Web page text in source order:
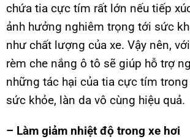
chứa tia cực tím rất lớn nếu tiếp
ảnh hưởng nghiêm trọng tới sức
như chất lượng của xe. Vậy nên,
rèm che nắng ô tô sẽ giúp hỗ trợ
những tác hại của tia cực tím
sức khỏe, làn da vô cùng hiệu quả.
– Làm giảm nhiệt độ trong xe hơi